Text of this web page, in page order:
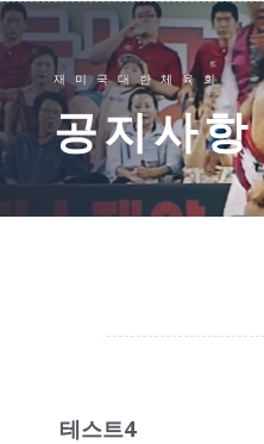
재미국대한체육회
공지사항
테스트4